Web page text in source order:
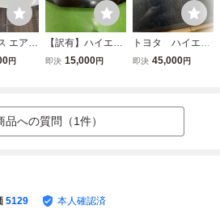
エアロ
ナロー
。アッ
で購入
円
【訳有】ハイエー
ス 200系 標準 エ
即決 15,000円
トヨタ ハイエー
ス 200系フロント
即決 45,000円
品への質問（1件）
5129 本人確認済